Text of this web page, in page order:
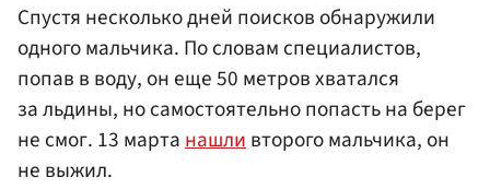
Спустя несколько дней поисков обнаружили
одного мальчика. По словам специалистов,
попав в воду, он еще 50 метров хватался
за льдины, но самостоятельно попасть на берег
не смог. 13 мартанашливторого мальчика, он
не выжил.